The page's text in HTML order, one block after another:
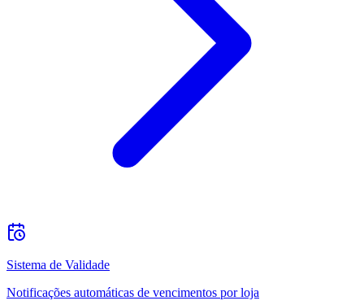
Sistema de Validade
Notificações automáticas de vencimentos por loja